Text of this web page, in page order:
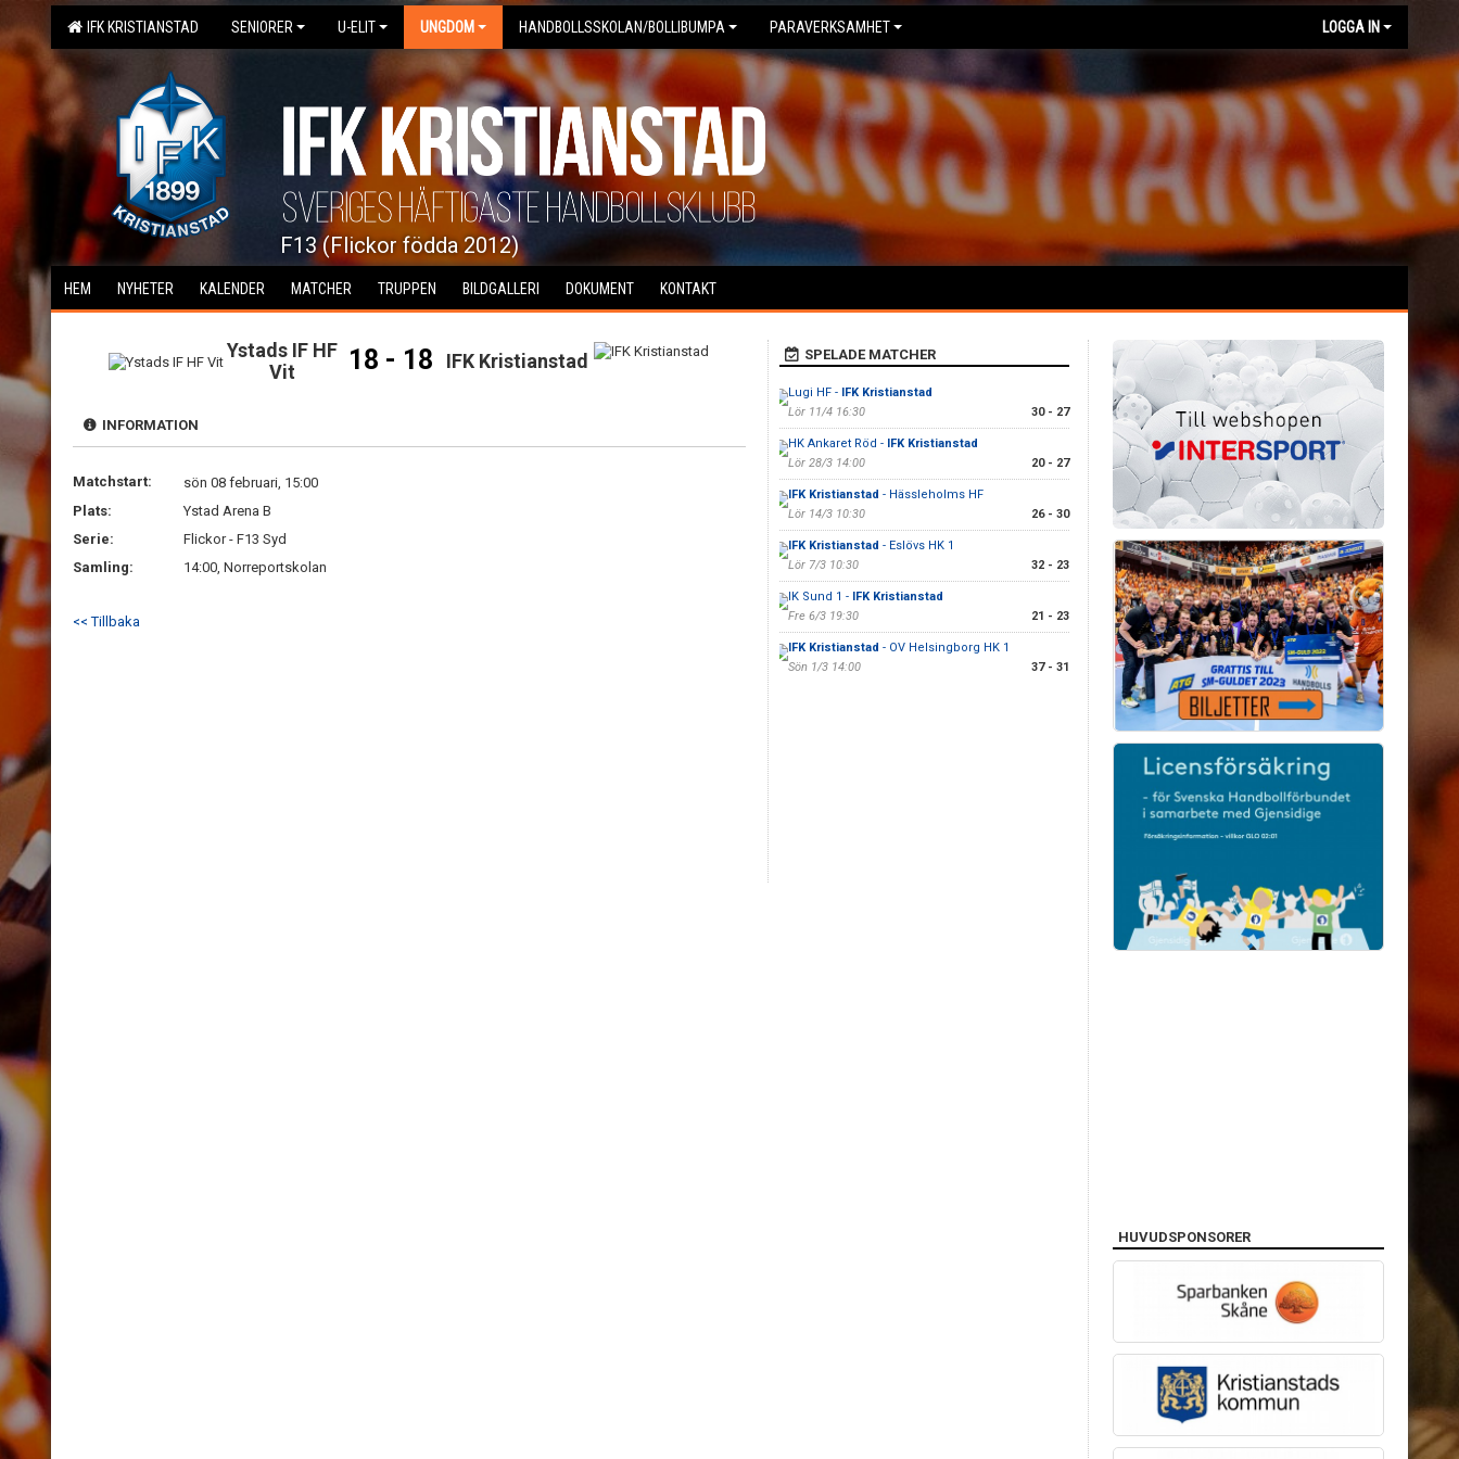
IFK KRISTIANSTAD SENIORER U-ELIT UNGDOM HANDBOLLSSKOLAN/BOLLIBUMPA PARAVERKSAMHET LOGGA IN
F13 (Flickor födda 2012)
HEM NYHETER KALENDER MATCHER TRUPPEN BILDGALLERI DOKUMENT KONTAKT
Ystads IF HF
Vit
18 - 18 IFK Kristianstad
INFORMATION
Matchstart:
sön 08 februari, 15:00
Plats:
Ystad Arena B
Serie:
Flickor - F13 Syd
Samling:
14:00, Norreportskolan
<< Tillbaka
SPELADE MATCHER
Lugi HF - IFK Kristianstad
Lör 11/4 16:30
30 - 27
HK Ankaret Röd - IFK Kristianstad
Lör 28/3 14:00
20 - 27
IFK Kristianstad - Hässleholms HF
Lör 14/3 10:30
26 - 30
IFK Kristianstad - Eslövs HK 1
Lör 7/3 10:30
32 - 23
IK Sund 1 - IFK Kristianstad
Fre 6/3 19:30
21 - 23
IFK Kristianstad - OV Helsingborg HK 1
Sön 1/3 14:00
37 - 31
HUVUDSPONSORER